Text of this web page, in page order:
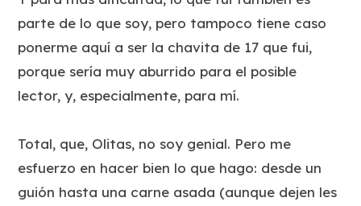
parte de lo que soy, pero tampoco tiene caso
ponerme aquí a ser la chavita de 17 que fui,
porque sería muy aburrido para el posible
lector, y, especialmente, para mí.
Total, que, Olitas, no soy genial. Pero me
esfuerzo en hacer bien lo que hago: desde un
guión hasta una carne asada (aunque dejen les